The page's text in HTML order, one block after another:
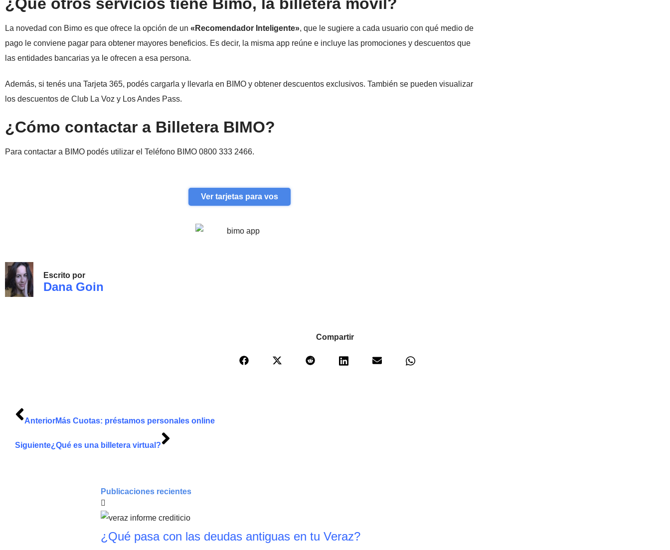
¿Qué otros servicios tiene Bimo, la billetera móvil?
La novedad con Bimo es que ofrece la opción de un «Recomendador Inteligente», que le sugiere a cada usuario con qué medio de
pago le conviene pagar para obtener mayores beneficios. Es decir, la misma app reúne e incluye las promociones y descuentos que
las entidades bancarias ya le ofrecen a esa persona.
Además, si tenés una Tarjeta 365, podés cargarla y llevarla en BIMO y obtener descuentos exclusivos. También se pueden visualizar
los descuentos de Club La Voz y Los Andes Pass.
¿Cómo contactar a Billetera BIMO?
Para contactar a BIMO podés utilizar el Teléfono BIMO 0800 333 2466.
Ver tarjetas para vos
Escrito por
Dana Goin
Compartir
AnteriorMás Cuotas: préstamos personales online
Siguiente¿Qué es una billetera virtual?
Publicaciones recientes
¿Qué pasa con las deudas antiguas en tu Veraz?